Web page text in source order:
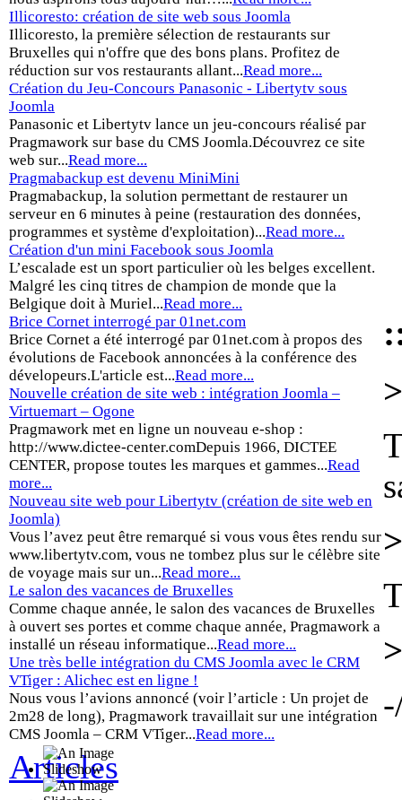
Illicoresto: création de site web sous Joomla
Illicoresto, la première sélection de restaurants sur
Bruxelles qui n'offre que des bons plans. Profitez de
réduction sur vos restaurants allant...Read more...
Création du Jeu-Concours Panasonic - Libertytv sous
Joomla
Panasonic et Libertytv lance un jeu-concours réalisé par
Pragmawork sur base du CMS Joomla.Découvrez ce site
web sur...Read more...
Pragmabackup est devenu MiniMini
Pragmabackup, la solution permettant de restaurer un
serveur en 6 minutes à peine (restauration des données,
programmes et système d'exploitation)...Read more...
Création d'un mini Facebook sous Joomla
L’escalade est un sport particulier où les belges excellent.
Malgré les cinq titres de champion de monde que la
Belgique doit à Muriel...Read more...
Brice Cornet interrogé par 01net.com
Brice Cornet a été interrogé par 01net.com à propos des
évolutions de Facebook annoncées à la conférence des
dévelopeurs.L'article est...Read more...
Nouvelle création de site web : intégration Joomla –
Virtuemart – Ogone
Pragmawork met en ligne un nouveau e-shop :
http://www.dictee-center.comDepuis 1966, DICTEE
CENTER, propose toutes les marques et gammes...Read
more...
Nouveau site web pour Libertytv (création de site web en
Joomla)
Vous l’avez peut être remarqué si vous vous êtes rendu sur
www.libertytv.com, vous ne tombez plus sur le célèbre site
de voyage mais sur un...Read more...
Le salon des vacances de Bruxelles
Comme chaque année, le salon des vacances de Bruxelles
à ouvert ses portes et comme chaque année, Pragmawork a
installé un réseau informatique...Read more...
Une très belle intégration du CMS Joomla avec le CRM
VTiger : Alichec est en ligne !
Nous vous l’avions annoncé (voir l’article : Un projet de
2m28 de long), Pragmawork travaillait sur une intégration
CMS Joomla – CRM VTiger...Read more...
Articles